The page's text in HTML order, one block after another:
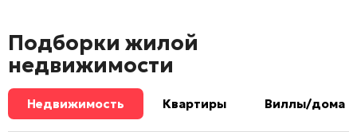
Подборки жилой
недвижимости
Недвижимость Квартиры Виллы/дома